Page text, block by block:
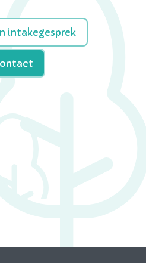
intakegesprek